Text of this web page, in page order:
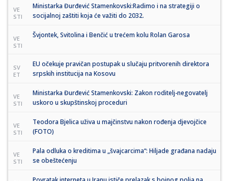
VE
STI
Ministarka Đurđević Stamenkovski:Radimo i na strategiji o
socijalnoj zaštiti koja će važiti do 2032.
VE
STI
Švjontek, Svitolina i Benčić u trećem kolu Rolan Garosa
SV
ET
EU očekuje pravičan postupak u slučaju pritvorenih direktora
srpskih institucija na Kosovu
VE
STI
Ministarka Đurđević Stamenkovski: Zakon roditelj-negovatelj
uskoro u skupštinskoj proceduri
VE
STI
Teodora Bjelica uživa u majčinstvu nakon rođenja djevojčice
(FOTO)
VE
STI
Pala odluka o kreditima u „švajcarcima“: Hiljade građana nadaju
se obeštećenju